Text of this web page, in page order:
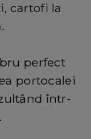
cartofi la
perfect
portocalei
într-